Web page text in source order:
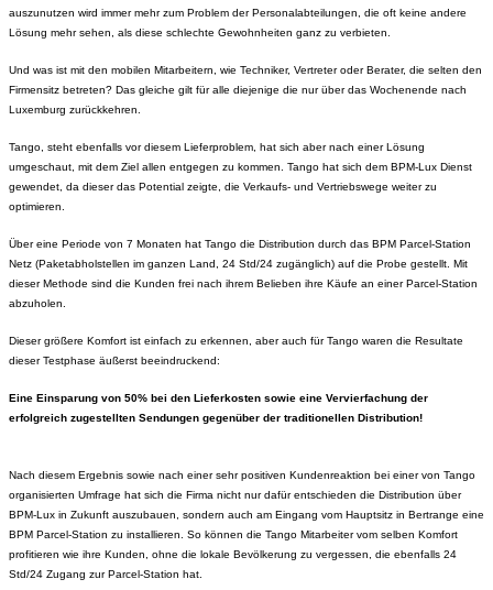
auszunutzen wird immer mehr zum Problem der Personalabteilungen, die oft keine andere
Lösung mehr sehen, als diese schlechte Gewohnheiten ganz zu verbieten.
Und was ist mit den mobilen Mitarbeitern, wie Techniker, Vertreter oder Berater, die selten den
Firmensitz betreten? Das gleiche gilt für alle diejenige die nur über das Wochenende nach
Luxemburg zurückkehren.
Tango, steht ebenfalls vor diesem Lieferproblem, hat sich aber nach einer Lösung
umgeschaut, mit dem Ziel allen entgegen zu kommen. Tango hat sich dem BPM-Lux Dienst
gewendet, da dieser das Potential zeigte, die Verkaufs- und Vertriebswege weiter zu
optimieren.
Über eine Periode von 7 Monaten hat Tango die Distribution durch das BPM Parcel-Station
Netz (Paketabholstellen im ganzen Land, 24 Std/24 zugänglich) auf die Probe gestellt. Mit
dieser Methode sind die Kunden frei nach ihrem Belieben ihre Käufe an einer Parcel-Station
abzuholen.
Dieser größere Komfort ist einfach zu erkennen, aber auch für Tango waren die Resultate
dieser Testphase äußerst beeindruckend:
Eine Einsparung von 50% bei den Lieferkosten sowie eine Vervierfachung der
erfolgreich zugestellten Sendungen gegenüber der traditionellen Distribution!
Nach diesem Ergebnis sowie nach einer sehr positiven Kundenreaktion bei einer von Tango
organisierten Umfrage hat sich die Firma nicht nur dafür entschieden die Distribution über
BPM-Lux in Zukunft auszubauen, sondern auch am Eingang vom Hauptsitz in Bertrange eine
BPM Parcel-Station zu installieren. So können die Tango Mitarbeiter vom selben Komfort
profitieren wie ihre Kunden, ohne die lokale Bevölkerung zu vergessen, die ebenfalls 24
Std/24 Zugang zur Parcel-Station hat.